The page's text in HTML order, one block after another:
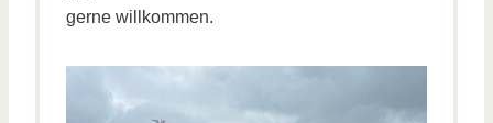
gerne willkommen.